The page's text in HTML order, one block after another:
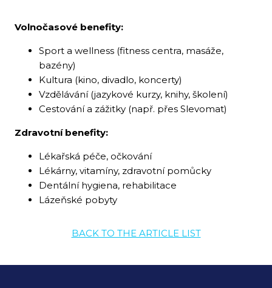
Volnočasové benefity:
Sport a wellness (fitness centra, masáže,
bazény)
Kultura (kino, divadlo, koncerty)
Vzdělávání (jazykové kurzy, knihy, školení)
Cestování a zážitky (např. přes Slevomat)
Zdravotní benefity:
Lékařská péče, očkování
Lékárny, vitamíny, zdravotní pomůcky
Dentální hygiena, rehabilitace
Lázeňské pobyty
BACK TO THE ARTICLE LIST